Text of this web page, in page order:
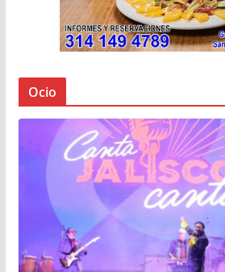
Ocio